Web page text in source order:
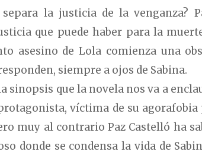
la justicia de la venganza?
que puede haber para la
asesino de Lola comienza una
siempre a ojos de Sabina.
sinopsis que la novela nos va a
víctima de su
muy al contrario Paz Castelló ha
donde se condensa la vida de